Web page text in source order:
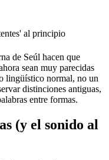
al principio
de Seúl hacen que
sean muy parecidas
lingüístico normal, no un
distinciones antiguas,
entre formas.
(y el sonido al